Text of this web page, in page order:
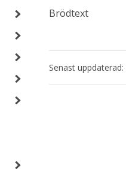
Brödtext
Senast uppdaterad: